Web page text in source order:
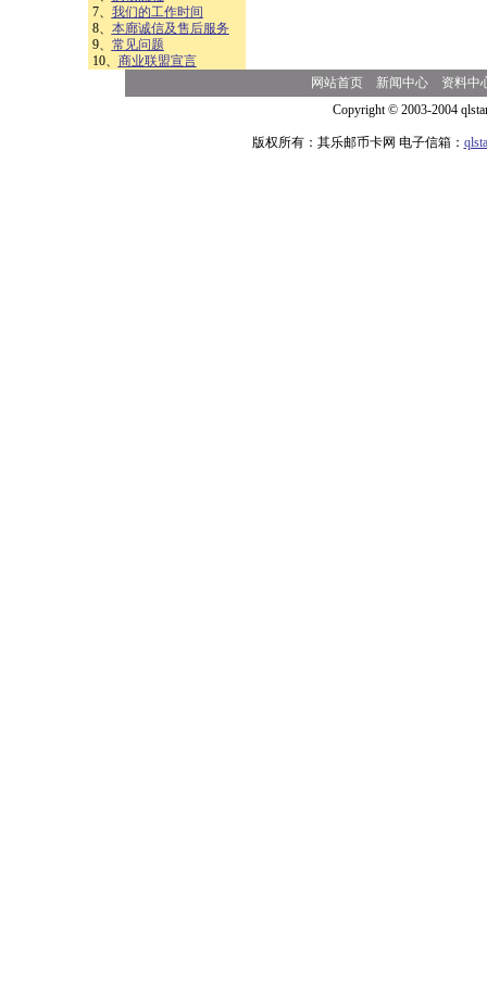
7、 我们的工作时间
8、 本廊诚信及售后服务
9、 常见问题
10、 商业联盟宣言
网站首页 新闻中心
资料中
Copyright © 2003-2004
版权所有：其乐邮币卡网 电子信箱：